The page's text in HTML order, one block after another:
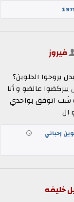
فيروز
الحلوين؟
بيركضوا عالضو و أنا
شب اتوفق بواحدي
ال
رحباني
خليفه